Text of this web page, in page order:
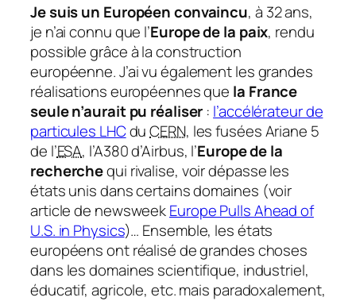
Je suis un Européen convaincu, à 32 ans,
je n’ai connu que l’Europe de la paix, rendu
possible grâce à la construction
européenne. J’ai vu également les grandes
réalisations européennes que la France
seule n’aurait pu réaliser : l’accélérateur de
particules LHCduCERN, les fusées Ariane 5
de l’ESA, l’A380 d’Airbus, l’Europe de la
recherchequi rivalise, voir dépasse les
états unis dans certains domaines (voir
article de newsweekEurope Pulls Ahead of
U.S. in Physics)… Ensemble, les états
européens ont réalisé de grandes choses
dans les domaines scientifique, industriel,
éducatif, agricole, etc. mais paradoxalement,